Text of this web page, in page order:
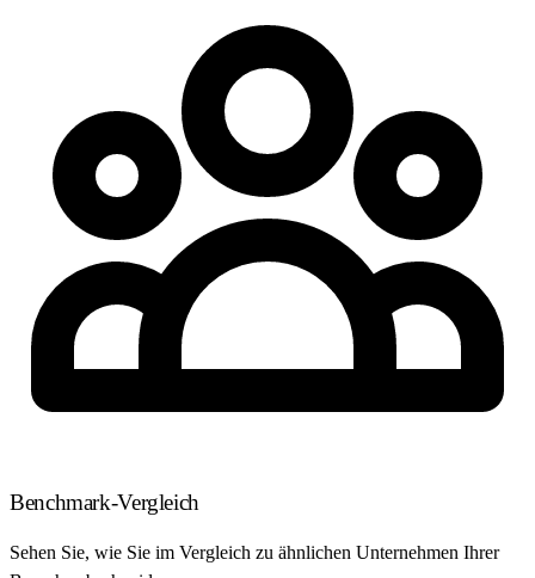
Benchmark-Vergleich
Sehen Sie, wie Sie im Vergleich zu ähnlichen Unternehmen Ihrer